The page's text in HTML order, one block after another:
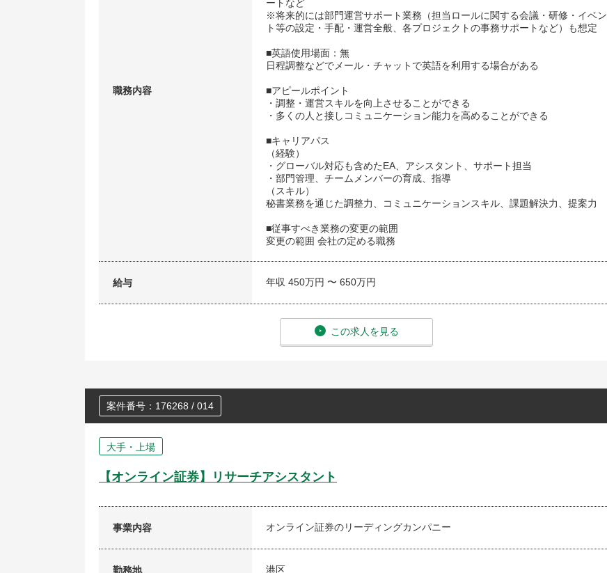
職務内容
ートなど
※将来的には部門運営サポート業務（担当ロールに関する会議・研修・イベン
ト等の設定・手配・運営全般、各プロジェクトの事務サポートなど）も想定
■英語使用場面：無
日程調整などでメール・チャットで英語を利用する場合がある
■アピールポイント
・調整・運営スキルを向上させることができる
・多くの人と接しコミュニケーション能力を高めることができる
■キャリアパス
（経験）
・グローバル対応も含めたEA、アシスタント、サポート担当
・部門管理、チームメンバーの育成、指導
（スキル）
秘書業務を通じた調整力、コミュニケーションスキル、課題解決力、提案力
■従事すべき業務の変更の範囲
変更の範囲 会社の定める職務
給与 年収 450万円 〜 650万円
この求人を見る
案件番号：176268 / 014
大手・上場
【オンライン証券】リサーチアシスタント
事業内容 オンライン証券のリーディングカンパニー
勤務地 港区